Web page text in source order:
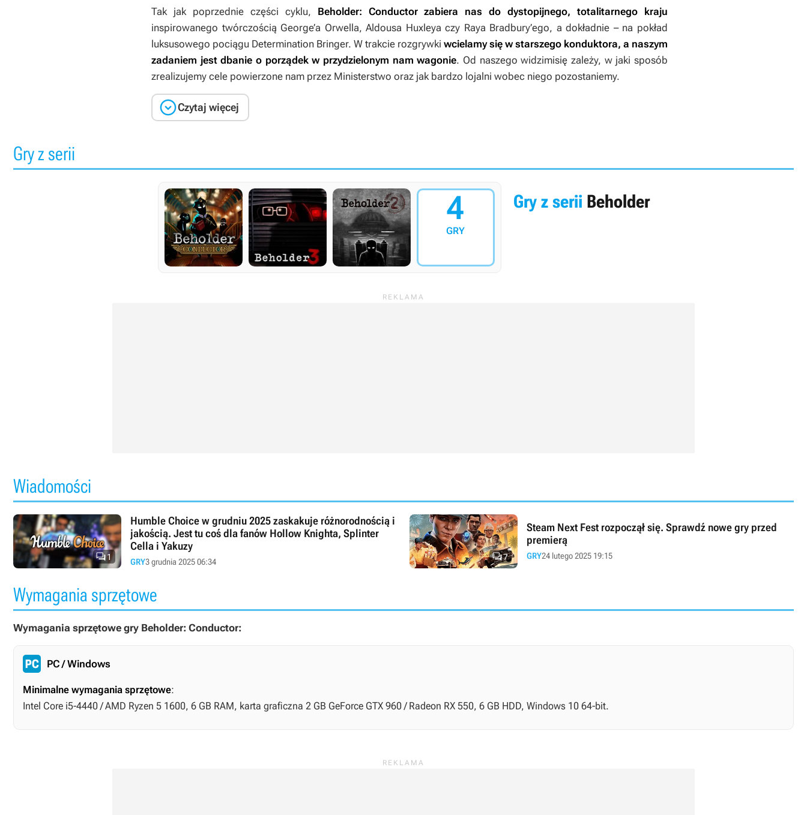
Tak jak poprzednie części cyklu, Beholder: Conductorzabiera nas do dystopijnego, totalitarnego kraju
inspirowanego twórczością George’a Orwella, Aldousa Huxleya czy Raya Bradbury’ego, a dokładnie – na pokład
luksusowego pociągu Determination Bringer. W trakcie rozgrywki wcielamy się w starszego konduktora, a naszym
zadaniem jest dbanie o porządek w przydzielonym nam wagonie. Od naszego widzimisię zależy, w jaki sposób
zrealizujemy cele powierzone nam przez Ministerstwo oraz jak bardzo lojalni wobec niego pozostaniemy.
Czytaj więcej
Gry z serii
4
GRY
Gry z seriiBeholder
Wiadomości
1
Humble Choice w grudniu 2025 zaskakuje różnorodnością i
jakością. Jest tu coś dla fanów Hollow Knighta, Splinter
Cella i Yakuzy
GRY3 grudnia 2025 06:34 7
Steam Next Fest rozpoczął się. Sprawdź nowe gry przed
premierą
GRY24 lutego 2025 19:15
Wymagania sprzętowe
Wymagania sprzętowe gry Beholder: Conductor:
PC / Windows
Minimalne wymagania sprzętowe:
Intel Core i5-4440 / AMD Ryzen 5 1600, 6 GB RAM, karta graficzna 2 GB GeForce GTX 960 / Radeon RX 550, 6 GB HDD, Windows 10 64-bit.